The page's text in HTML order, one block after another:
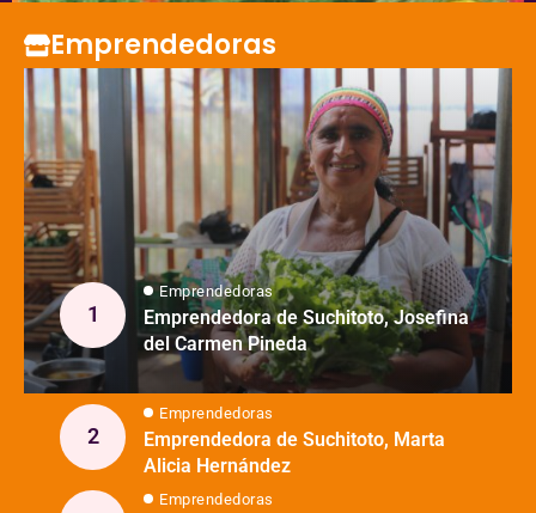
Emprendedoras
Emprendedoras
Emprendedora de Suchitoto, Josefina
del Carmen Pineda
Emprendedoras
Emprendedora de Suchitoto, Marta
Alicia Hernández
Emprendedoras